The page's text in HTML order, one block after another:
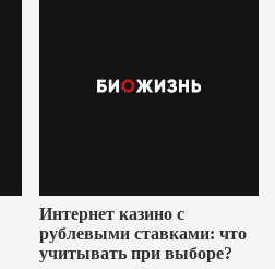
Интернет казино с
рублевыми ставками: что
учитывать при выборе?